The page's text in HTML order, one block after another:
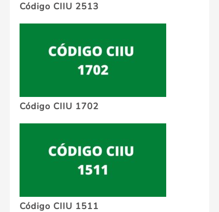
Código CIIU 2513
Código CIIU 1702
Código CIIU 1511